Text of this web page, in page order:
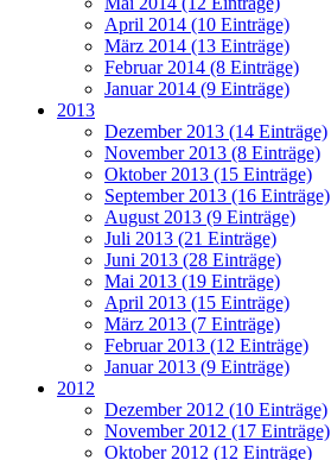
April 2014 (10 Einträge)
März 2014 (13 Einträge)
Februar 2014 (8 Einträge)
Januar 2014 (9 Einträge)
2013
Dezember 2013 (14 Einträge)
November 2013 (8 Einträge)
Oktober 2013 (15 Einträge)
September 2013 (16 Einträge)
August 2013 (9 Einträge)
Juli 2013 (21 Einträge)
Juni 2013 (28 Einträge)
Mai 2013 (19 Einträge)
April 2013 (15 Einträge)
März 2013 (7 Einträge)
Februar 2013 (12 Einträge)
Januar 2013 (9 Einträge)
2012
Dezember 2012 (10 Einträge)
November 2012 (17 Einträge)
Oktober 2012 (12 Einträge)